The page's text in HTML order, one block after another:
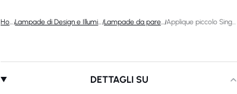
Home / Lampade di Design e Illuminazione di Lusso / Lampade da parete di design / Applique piccolo Singola Parkington
DETTAGLI SU